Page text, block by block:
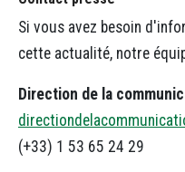
Si vous avez besoin
cette actualité, notre
Direction de la
(+33) 1 53 65 24 29